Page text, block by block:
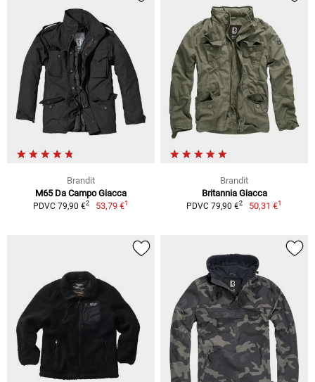
Brandit
M65 Da Campo Giacca
PDVC 79,90 €2 53,79 €1
Brandit
Britannia Giacca
PDVC 79,90 €2 50,31 €1